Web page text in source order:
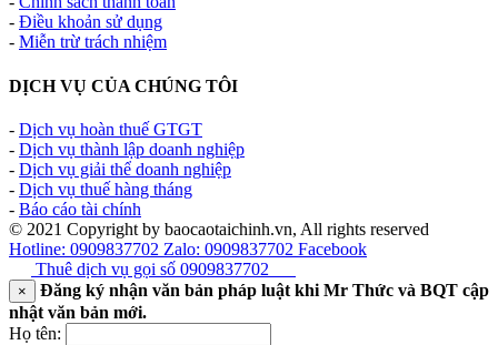
- Điều khoản sử dụng
- Miễn trừ trách nhiệm
DỊCH VỤ CỦA CHÚNG TÔI
- Dịch vụ hoàn thuế GTGT
- Dịch vụ thành lập doanh nghiệp
- Dịch vụ giải thể doanh nghiệp
- Dịch vụ thuế hàng tháng
- Báo cáo tài chính
© 2021 Copyright by baocaotaichinh.vn, All rights reserved
Hotline: 0909837702 Zalo: 0909837702 Facebook
Thuê dịch vụ gọi số 0909837702
×
Đăng ký nhận văn bản pháp luật khi Mr Thức và BQT cập
nhật văn bản mới.
Họ tên: